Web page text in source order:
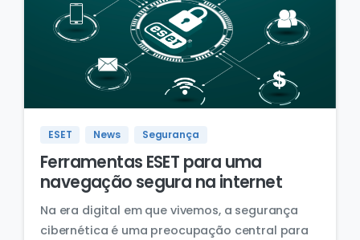
ESET News Segurança
Ferramentas ESET para uma
navegação segura na internet
Na era digital em que vivemos, a segurança
cibernética é uma preocupação central para